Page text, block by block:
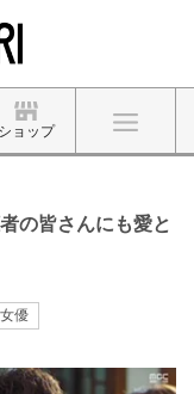
ショップ
の皆さんにも愛と
優